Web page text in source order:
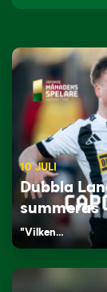
10 JULI
Dubbla
summeras
"Vilken…